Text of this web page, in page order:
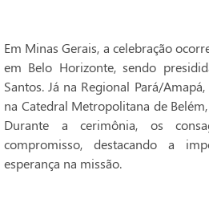
Em Minas Gerais, a celebração
em Belo Horizonte, sendo
Santos. Já na Regional Pará/
na Catedral Metropolitana de
Durante a cerimônia, os
compromisso, destacando a
esperança na missão.